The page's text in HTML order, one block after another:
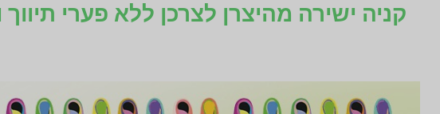
קניה ישירה מהיצרן לצרכן ללא פערי